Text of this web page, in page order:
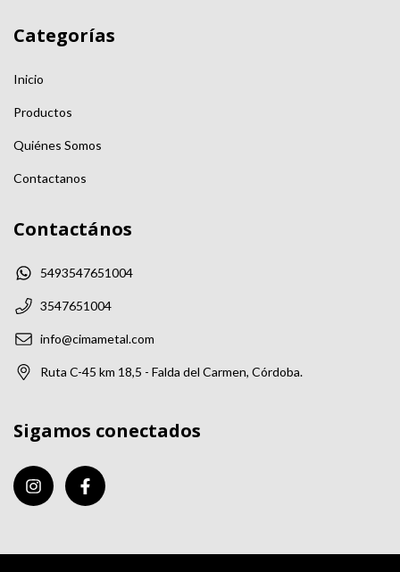
Categorías
Inicio
Productos
Quiénes Somos
Contactanos
Contactános
5493547651004
3547651004
info@cimametal.com
Ruta C-45 km 18,5 - Falda del Carmen, Córdoba.
Sigamos conectados